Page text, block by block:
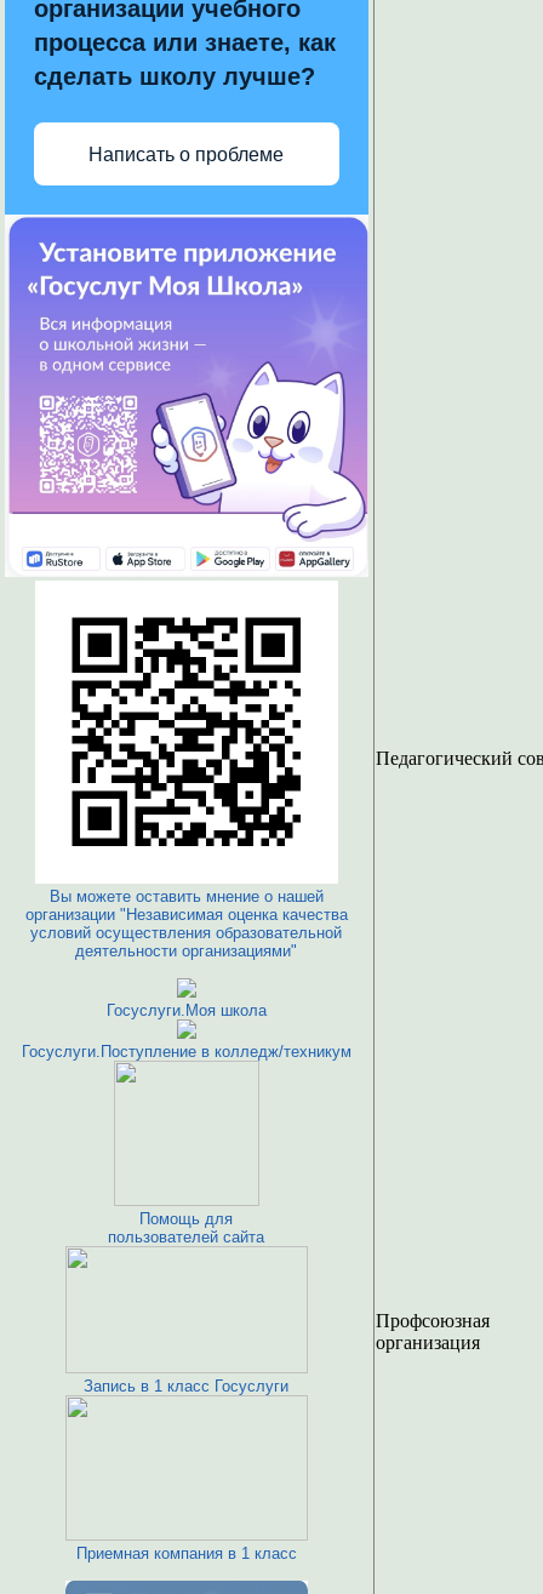
организации учебного
процесса или знаете, как
сделать школу лучше?
Написать о проблеме
Вы можете оставить мнение о нашей
организации "Независимая оценка качества
условий осуществления образовательной
деятельности организациями"
Госуслуги.Моя школа
Госуслуги.Поступление в колледж/техникум
Помощь для
пользователей сайта
Запись в 1 класс Госуслуги
Приемная компания в 1 класс
Педагогический
Профсоюзная
организация